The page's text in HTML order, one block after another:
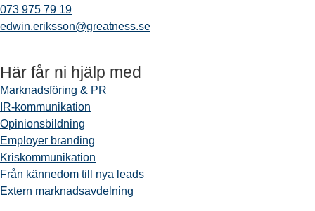
073 975 79 19
edwin.eriksson@greatness.se
Här får ni hjälp med
Marknadsföring & PR
IR-kommunikation
Opinionsbildning
Employer branding
Kriskommunikation
Från kännedom till nya leads
Extern marknadsavdelning